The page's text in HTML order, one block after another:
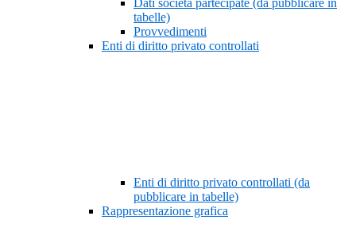
Dati società partecipate (da pubblicare in
tabelle)
Provvedimenti
Enti di diritto privato controllati
Enti di diritto privato controllati (da
pubblicare in tabelle)
Rappresentazione grafica